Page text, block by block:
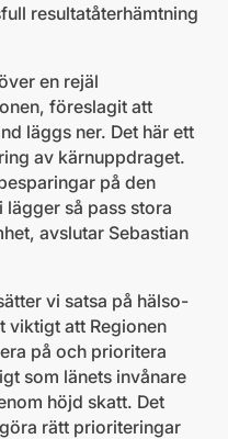
resultatåterhämtning
en rejäl
föreslagit att
läggs ner. Det här ett
av kärnuppdraget.
på den
så pass stora
avslutar Sebastian
vi satsa på hälso-
viktigt att Regionen
på och prioritera
som länets invånare
höjd skatt. Det
rätt prioriteringar